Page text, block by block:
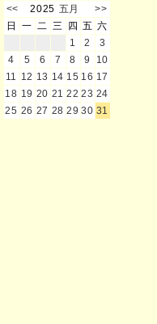
<< 2025 五月
>>
日
一 二 三 四 五 六
1
2
3
4
5 6 7 8 9
10
11 12 13 14 15 16 17
18 19 20 21 22 23 24
25 26 27 28 29 30 31